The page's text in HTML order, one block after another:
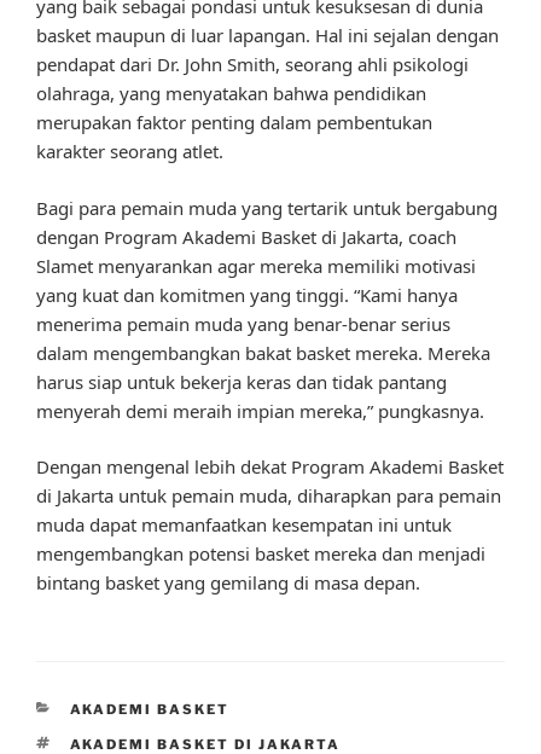
yang baik sebagai pondasi untuk kesuksesan di dunia
basket maupun di luar lapangan. Hal ini sejalan dengan
pendapat dari Dr. John Smith, seorang ahli psikologi
olahraga, yang menyatakan bahwa pendidikan
merupakan faktor penting dalam pembentukan
karakter seorang atlet.
Bagi para pemain muda yang tertarik untuk bergabung
dengan Program Akademi Basket di Jakarta, coach
Slamet menyarankan agar mereka memiliki motivasi
yang kuat dan komitmen yang tinggi. “Kami hanya
menerima pemain muda yang benar-benar serius
dalam mengembangkan bakat basket mereka. Mereka
harus siap untuk bekerja keras dan tidak pantang
menyerah demi meraih impian mereka,” pungkasnya.
Dengan mengenal lebih dekat Program Akademi Basket
di Jakarta untuk pemain muda, diharapkan para pemain
muda dapat memanfaatkan kesempatan ini untuk
mengembangkan potensi basket mereka dan menjadi
bintang basket yang gemilang di masa depan.
CATEGORIES
AKADEMI BASKET
TAGS
AKADEMI BASKET DI JAKARTA